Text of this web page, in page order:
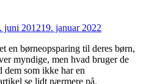
juni 201219. januar 2022
en børneopsparing til deres børn,
myndige, men hvad bruger de
dem som ikke har en
se lidt nærmere på.